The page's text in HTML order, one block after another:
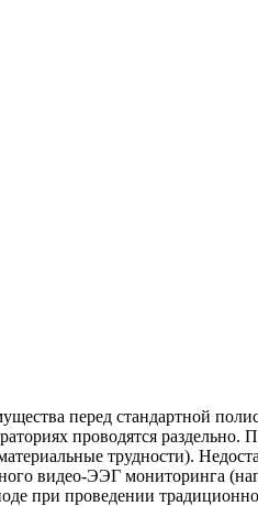
перед стандартной
проводятся раздельно.
трудности).
видео-ЭЭГ мониторинга
при проведении